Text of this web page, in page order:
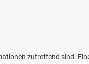
zutreffend sind.